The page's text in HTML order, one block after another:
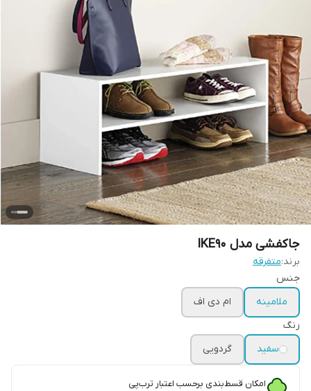
جاکفشی مدل IKE90
برند:متفرقه
جنس
ملامینه
ام دی اف
رنگ
سفید
گردویی
امکان قسط‌بندی برحسب اعتبار ترب‌پی